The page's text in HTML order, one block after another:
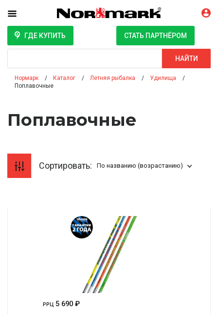
ГДЕ КУПИТЬ СТАТЬ ПАРТНЁРОМ
НАЙТИ
Нормарк Каталог Летняя рыбалка
Удилища
Поплавочные
Поплавочные
Сортировать: По названию (возрастанию)
РРЦ 5 690 ₽